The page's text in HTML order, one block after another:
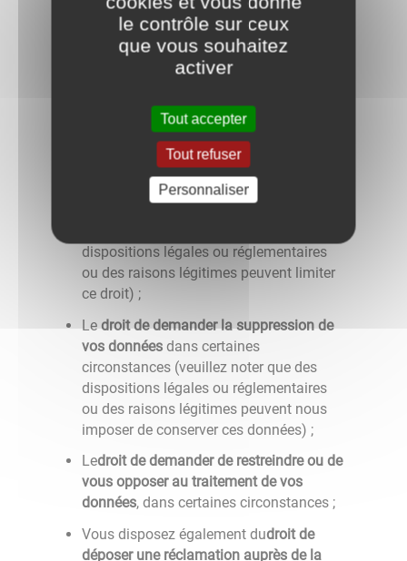
Dans certaines circonstances, ledroit de
recevoir des données sous forme
et/ou de nous demander de
lorsque cela est techniquement possible
(veuillez noter que ce droit n'est
applicable qu'aux données que vous
nous avez fournies) ;
dispositions légales ou réglementaires
ou des raisons légitimes peuvent limiter
ce droit) ;
Ledroit de demander la suppression de
vos données dans certaines
circonstances (veuillez noter que des
dispositions légales ou réglementaires
ou des raisons légitimes peuvent nous
imposer de conserver ces données) ;
Ledroit de demander de restreindre ou de
vous opposer au traitement de vos
données, dans certaines circonstances ;
Vous disposez également dudroit de
déposer une réclamation auprès de la
le contrôle sur ceux
que vous souhaitez
activer
Tout accepter
Tout refuser
Personnaliser